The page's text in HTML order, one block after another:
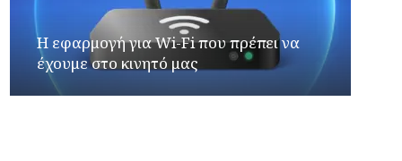
Η εφαρμογή για Wi-Fi που πρέπει να
έχουμε στο κινητό μας